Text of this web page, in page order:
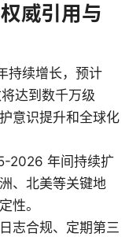
威引用与
持续增长，预计
达到数千万级
意识提升和全球化
2026 年间持续扩
、北美等关键地
性。
志合规、定期第三